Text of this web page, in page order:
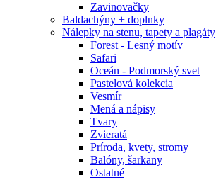
Zavinovačky
Baldachýny + doplnky
Nálepky na stenu, tapety a plagáty
Forest - Lesný motív
Safari
Oceán - Podmorský svet
Pastelová kolekcia
Vesmír
Mená a nápisy
Tvary
Zvieratá
Príroda, kvety, stromy
Balóny, šarkany
Ostatné